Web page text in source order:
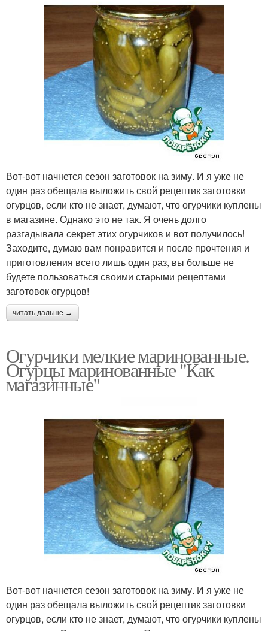
Вот-вот начнется сезон заготовок на зиму. И я уже не
один раз обещала выложить свой рецептик заготовки
огурцов, если кто не знает, думают, что огурчики куплены
в магазине. Однако это не так. Я очень долго
разгадывала секрет этих огурчиков и вот получилось!
Заходите, думаю вам понравится и после прочтения и
приготовления всего лишь один раз, вы больше не
будете пользоваться своими старыми рецептами
заготовок огурцов!
читать дальше →
Огурчики мелкие маринованные.
Огурцы маринованные "Как
магазинные"
Вот-вот начнется сезон заготовок на зиму. И я уже не
один раз обещала выложить свой рецептик заготовки
огурцов, если кто не знает, думают, что огурчики куплены